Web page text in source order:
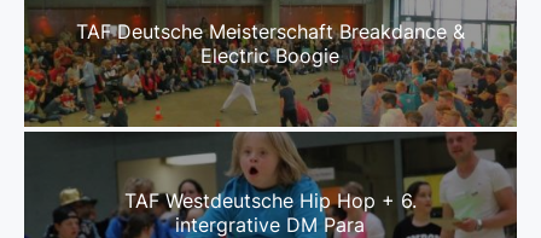
TAF Deutsche Meisterschaft Breakdance &
Electric Boogie
TAF Westdeutsche Hip Hop + 6.
intergrative DM Para